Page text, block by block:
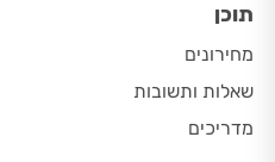
תוכן
מחירונים
שאלות ותשובות
מדריכים